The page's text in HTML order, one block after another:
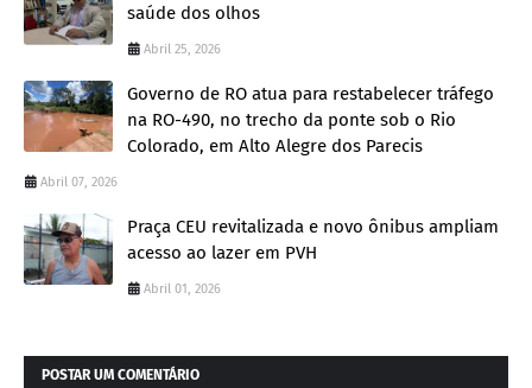
saúde dos olhos
Abril 25, 2026
Governo de RO atua para restabelecer tráfego
na RO-490, no trecho da ponte sob o Rio
Colorado, em Alto Alegre dos Parecis
Abril 07, 2026
Praça CEU revitalizada e novo ônibus ampliam
acesso ao lazer em PVH
Abril 01, 2026
POSTAR UM COMENTÁRIO